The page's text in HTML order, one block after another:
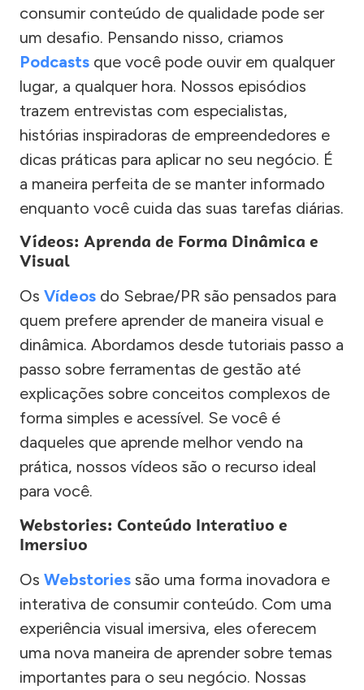
consumir conteúdo de qualidade pode ser
um desafio. Pensando nisso, criamos
Podcasts que você pode ouvir em qualquer
lugar, a qualquer hora. Nossos episódios
trazem entrevistas com especialistas,
histórias inspiradoras de empreendedores e
dicas práticas para aplicar no seu negócio. É
a maneira perfeita de se manter informado
enquanto você cuida das suas tarefas diárias.
Vídeos: Aprenda de Forma Dinâmica e
Visual
Os Vídeos do Sebrae/PR são pensados para
quem prefere aprender de maneira visual e
dinâmica. Abordamos desde tutoriais passo a
passo sobre ferramentas de gestão até
explicações sobre conceitos complexos de
forma simples e acessível. Se você é
daqueles que aprende melhor vendo na
prática, nossos vídeos são o recurso ideal
para você.
Webstories: Conteúdo Interativo e
Imersivo
Os Webstories são uma forma inovadora e
interativa de consumir conteúdo. Com uma
experiência visual imersiva, eles oferecem
uma nova maneira de aprender sobre temas
importantes para o seu negócio. Nossas